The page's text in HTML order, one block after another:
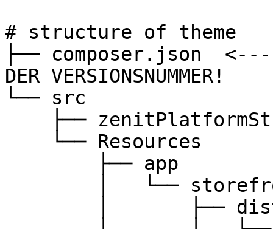
# structure of theme
├── composer.json
DER VERSIONSNUMMER!
└── src